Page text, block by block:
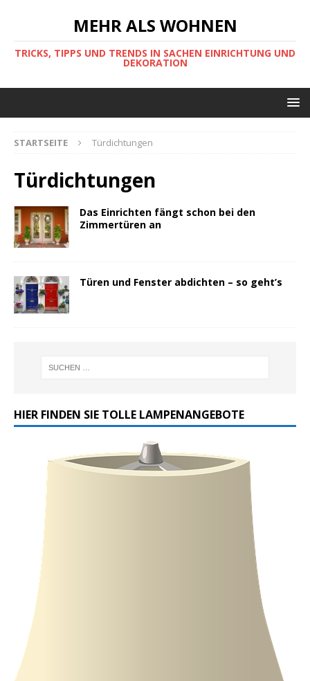
MEHR ALS WOHNEN
TRICKS, TIPPS UND TRENDS IN SACHEN EINRICHTUNG UND
DEKORATION
STARTSEITE Türdichtungen
Türdichtungen
Das Einrichten fängt schon bei den
Zimmertüren an
Türen und Fenster abdichten – so geht’s
HIER FINDEN SIE TOLLE LAMPENANGEBOTE